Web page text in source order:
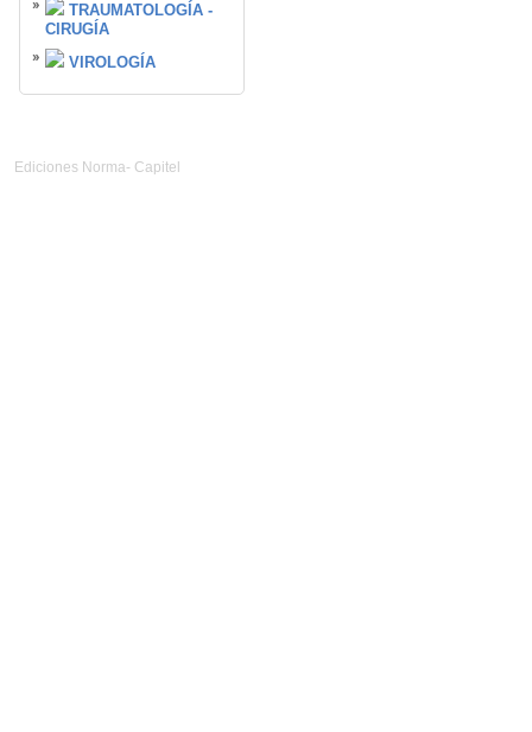
TRAUMATOLOGÍA -
CIRUGÍA
VIROLOGÍA
Ediciones Norma- Capitel